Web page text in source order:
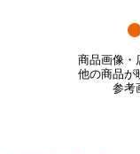
商品画像・
他の商品が
参考